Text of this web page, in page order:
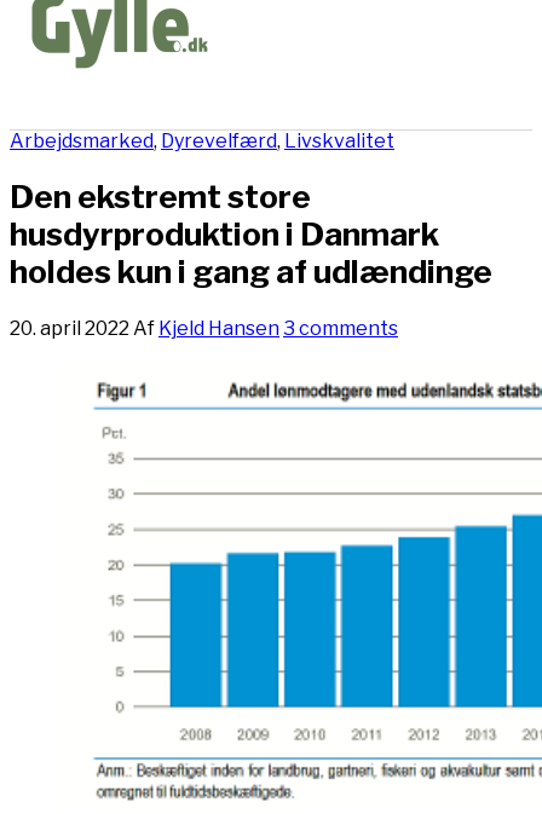
Arbejdsmarked, Dyrevelfærd, Livskvalitet
Den ekstremt store
husdyrproduktion i Danmark
holdes kun i gang af udlændinge
20. april 2022 Af Kjeld Hansen3 comments